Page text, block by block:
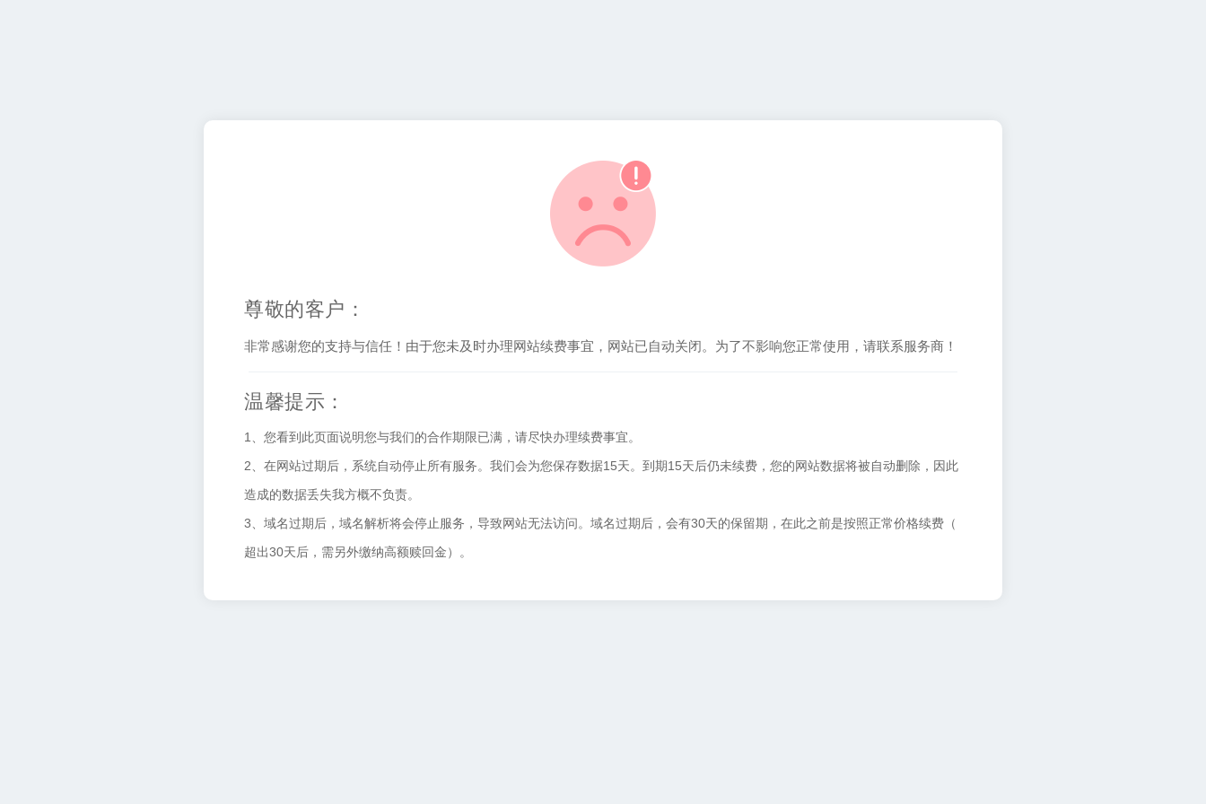
尊敬的客户：
非常感谢您的支持与信任！由于您未及时办理网站续费事宜，网站已自动关闭。为了不影响您正常使用，请联系服务商！
温馨提示：
1、您看到此页面说明您与我们的合作期限已满，请尽快办理续费事宜。
2、在网站过期后，系统自动停止所有服务。我们会为您保存数据15天。到期15天后仍未续费，您的网站数据将被自动删除，因此
造成的数据丢失我方概不负责。
3、域名过期后，域名解析将会停止服务，导致网站无法访问。域名过期后，会有30天的保留期，在此之前是按照正常价格续费（
超出30天后，需另外缴纳高额赎回金）。